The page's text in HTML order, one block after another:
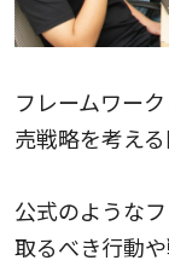
フレームワー
売戦略を考える
公式のような
取るべき行動